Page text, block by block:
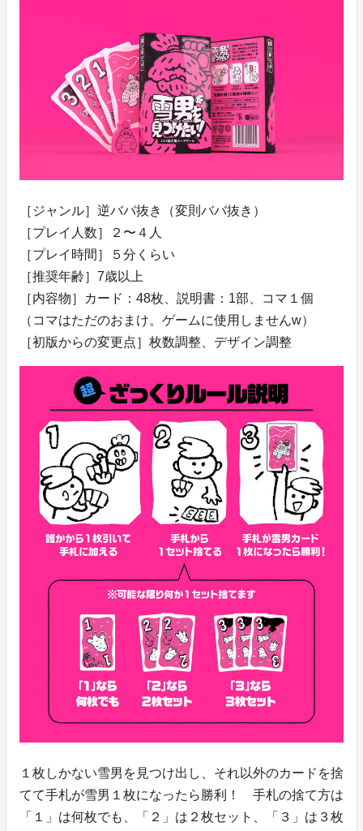
［ジャンル］逆ババ抜き（変則ババ抜き）
［プレイ人数］２〜４人
［プレイ時間］５分くらい
［推奨年齢］7歳以上
［内容物］カード：48枚、説明書：1部、コマ１個
（コマはただのおまけ。ゲームに使用しませんw）
［初版からの変更点］枚数調整、デザイン調整
１枚しかない雪男を見つけ出し、それ以外のカードを捨
てて手札が雪男１枚になったら勝利！ 手札の捨て方は
「１」は何枚でも、「２」は２枚セット、「３」は３枚